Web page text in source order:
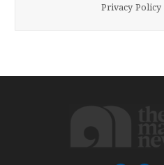
Privacy Policy